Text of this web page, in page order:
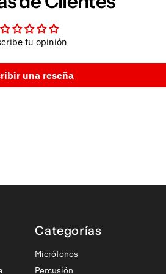
tu opinión
una reseña
Categorías
Micrófonos
Percusión